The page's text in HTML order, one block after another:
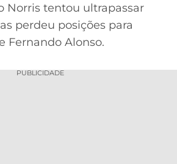
Norris tentou ultrapassar
perdeu posições para
Fernando Alonso.
PUBLICIDADE